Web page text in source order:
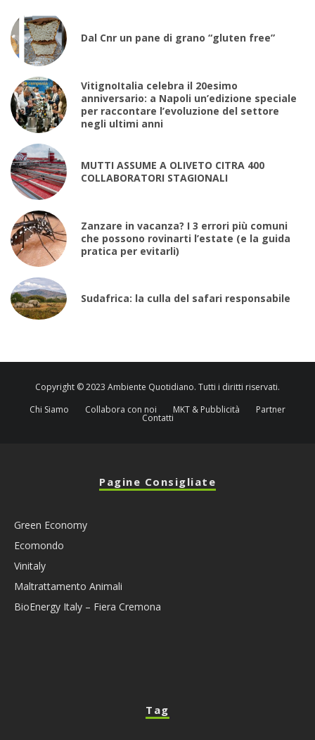
Dal Cnr un pane di grano “gluten free”
VitignoItalia celebra il 20esimo
anniversario: a Napoli un’edizione speciale
per raccontare l’evoluzione del settore
negli ultimi anni
MUTTI ASSUME A OLIVETO CITRA 400
COLLABORATORI STAGIONALI
Zanzare in vacanza? I 3 errori più comuni
che possono rovinarti l’estate (e la guida
pratica per evitarli)
Sudafrica: la culla del safari responsabile
Copyright © 2023 Ambiente Quotidiano. Tutti i diritti riservati.
Chi Siamo
Collabora con noi MKT & Pubblicità Partner
Contatti
Pagine Consigliate
Green Economy
Ecomondo
Vinitaly
Maltrattamento Animali
BioEnergy Italy – Fiera Cremona
Tag